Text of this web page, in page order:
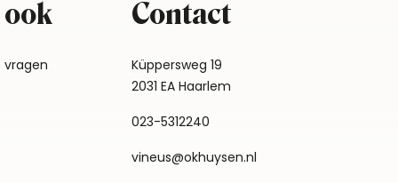
vragen
Contact
Küppersweg 19
2031 EA Haarlem
023-5312240
vineus@okhuysen.nl